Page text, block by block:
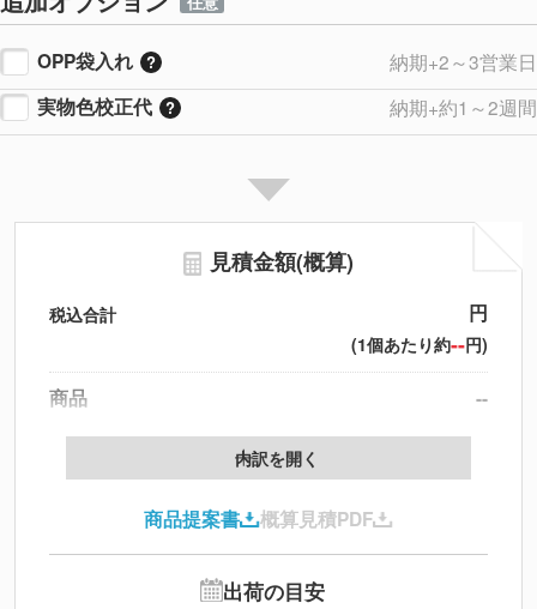
OPP袋入れ
納期+2～3営業日
実物色校正代
納期+約1～2週間
見積金額(概算)
税込合計 円
(1個あたり約--円)
商品
--
製版代
印刷代
北海道・沖縄・離島 別途
内訳を開く
商品提案書 概算見積PDF
出荷の目安